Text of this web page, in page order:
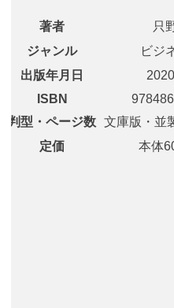
著者
只
ジャンル
ビジ
出版年月日
ISBN
判型・ページ数 文庫版・並
定価
本体